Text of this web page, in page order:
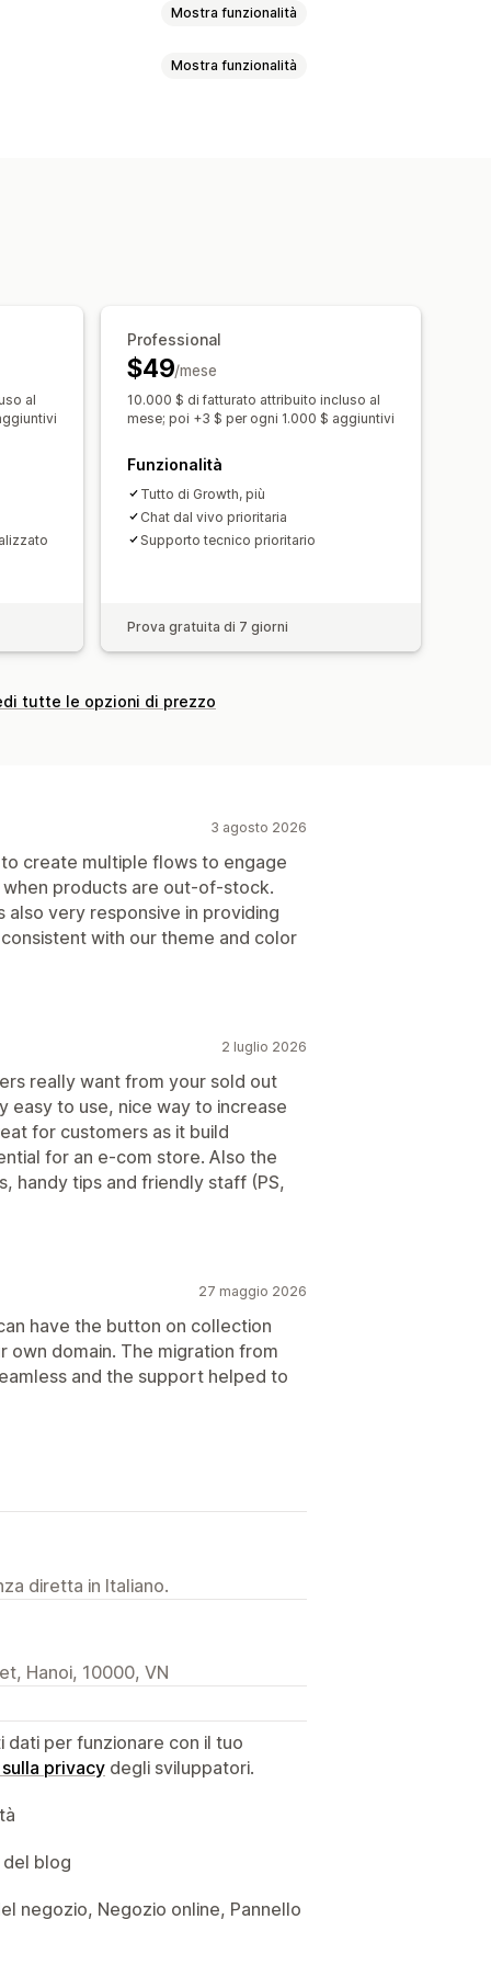
Mostra funzionalità
Mostra funzionalità
Localizzazione
di acquisizione via email
Reportistica Analisi
al
Professional
$49/mese
10.000 $ di fatturato attribuito incluso al
mese; poi +3 $ per ogni 1.000 $ aggiuntivi
Funzionalità
Tutto di Growth, più
Chat dal vivo prioritaria
Supporto tecnico prioritario
Prova gratuita di 7 giorni
tutte le opzioni di prezzo
3 agosto 2026
create multiple flows to engage
products are out-of-stock.
very responsive in providing
with our theme and color
2 luglio 2026
really want from your sold out
easy to use, nice way to increase
for customers as it build
for an e-com store. Also the
handy tips and friendly staff (PS,
27 maggio 2026
have the button on collection
own domain. The migration from
and the support helped to
diretta in Italiano.
Hanoi, 10000, VN
per funzionare con il tuo
privacy degli sviluppatori.
blog
negozio, Negozio online, Pannello